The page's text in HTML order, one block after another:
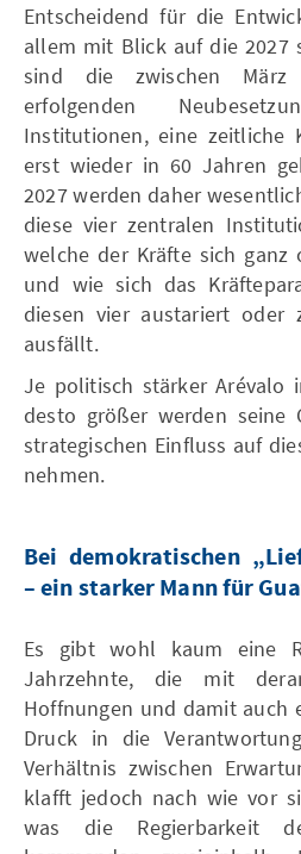
Entscheidend für die
allem mit Blick auf die 2027
sind die zwischen
erfolgenden
Institutionen, eine zeitliche
erst wieder in 60 Jahren
2027 werden daher
diese vier zentralen
welche der Kräfte sich ganz
und wie sich das
diesen vier austariert oder
ausfällt.
Je politisch stärker Arévalo
desto größer werden seine
strategischen Einfluss auf
nehmen.
Bei demokratischen
– ein starker Mann für
Es gibt wohl kaum eine
Jahrzehnte, die mit
Hoffnungen und damit auch
Druck in die
Verhältnis zwischen
klafft jedoch nach wie vor
was die Regierbarkeit